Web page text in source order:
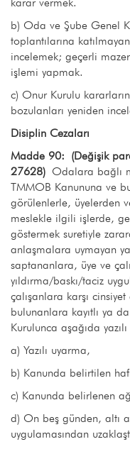
b) Oda ve Şube Genel
toplantılarına
incelemek; geçerli
işlemi yapmak.
c) Onur Kurulu
bozulanları yeniden
Disiplin Cezaları
Madde 90: (Değişik
27628) Odalara bağlı
TMMOB Kanununa ve
görülenlerle, üyelerden
meslekle ilgili işlerde,
göstermek suretiyle
anlaşmalara uymayan
saptananlara, üye ve
yıldırma/baskı/taciz
çalışanlara karşı
bulunanlara kayıtlı ya
Kurulunca aşağıda
a) Yazılı uyarma,
b) Kanunda belirtilen
c) Kanunda belirlenen
d) On beş günden, altı
uygulamasından